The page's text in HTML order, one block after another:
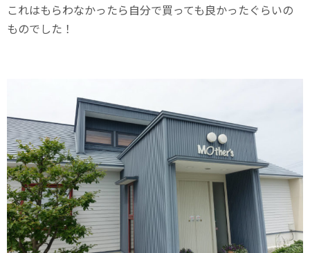
これはもらわなかったら自分で買っても良かったぐらいの
ものでした！